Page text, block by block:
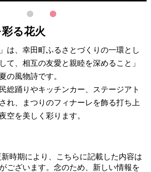
2
る花火
は、幸田町ふるさとづくりの一環とし
て、相互の友愛と親睦を深めること」
の風物詩です。
総踊りやキッチンカー、ステージアト
れ、まつりのフィナーレを飾る打ち上
空を美しく彩ります。
時期により、こちらに記載した内容は
ございます。念のため、新しい情報を